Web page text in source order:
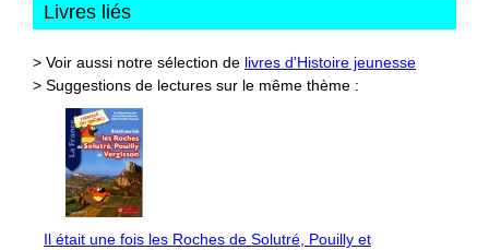
Livres liés
> Voir aussi notre sélection de livres d'Histoire jeunesse
> Suggestions de lectures sur le même thème :
Il était une fois les Roches de Solutré, Pouilly et